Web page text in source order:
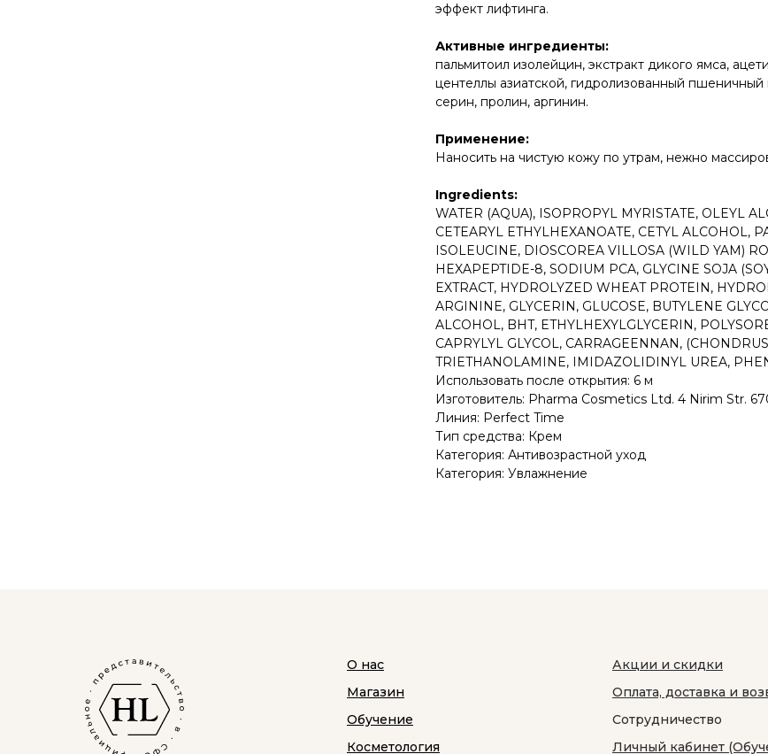
эффект лифтинга.
Активные ингредиенты:
пальмитоил изолейцин, экстракт дикого ямса,
центеллы азиатской, гидролизованный
серин, пролин, аргинин.
Применение:
Наносить на чистую кожу по утрам, нежно
Ingredients:
WATER (AQUA), ISOPROPYL MYRISTATE, OLEYL
CETEARYL ETHYLHEXANOATE, CETYL ALCOHOL,
ISOLEUCINE, DIOSCOREA VILLOSA (WILD YAM)
HEXAPEPTIDE-8, SODIUM PCA, GLYCINE SOJA
EXTRACT, HYDROLYZED WHEAT PROTEIN,
ARGININE, GLYCERIN, GLUCOSE, BUTYLENE
ALCOHOL, BHT, ETHYLHEXYLGLYCERIN,
CAPRYLYL GLYCOL, CARRAGEENNAN,
TRIETHANOLAMINE, IMIDAZOLIDINYL UREA,
Использовать после открытия: 6 м
Изготовитель: Pharma Cosmetics Ltd. 4 Nirim Str.
Линия: Perfect Time
Тип средства: Крем
Категория: Антивозрастной уход
Категория: Увлажнение
О нас
Магазин
Обучение
Косметология
Акции и скидки
Оплата, доставка и
Сотрудничество
Личный кабинет